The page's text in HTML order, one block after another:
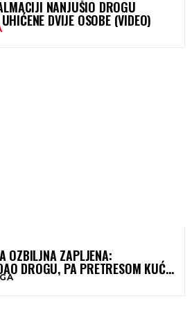
NANJUŠIO DROGU
DVIJE OSOBE (VIDEO)
OZBILJNA ZAPLJENA:
DROGU, PA PRETRESOM KUĆE
TOGA